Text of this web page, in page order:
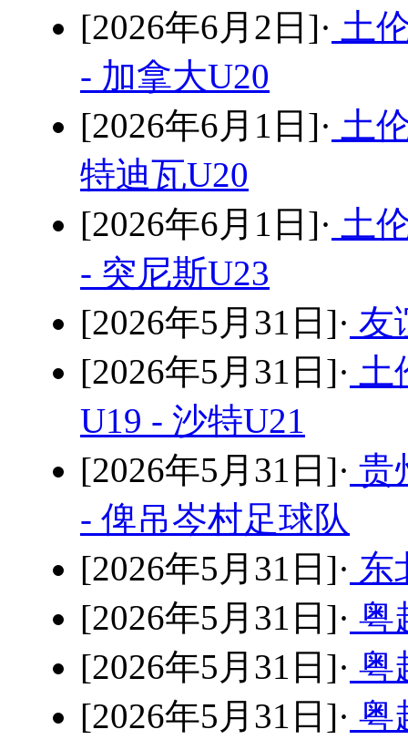
[2026年6月2日]· 土
- 加拿大U20
[2026年6月1日]· 土
特迪瓦U20
[2026年6月1日]· 土
- 突尼斯U23
[2026年5月31日]· 友
[2026年5月31日]· 土
U19 - 沙特U21
[2026年5月31日]· 贵
- 俾吊岑村足球队
[2026年5月31日]· 东
[2026年5月31日]· 粤
[2026年5月31日]· 粤
[2026年5月31日]· 粤